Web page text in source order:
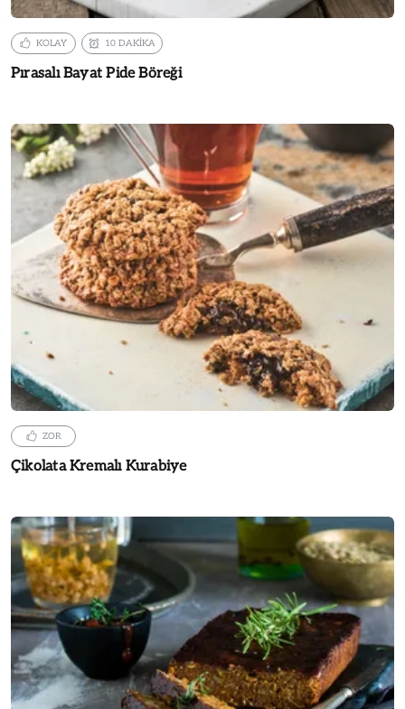
KOLAY 10 DAKİKA
Pırasalı Bayat Pide Böreği
ZOR
Çikolata Kremalı Kurabiye